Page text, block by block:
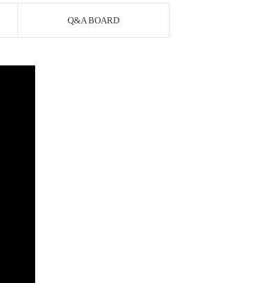
Q&A BOARD